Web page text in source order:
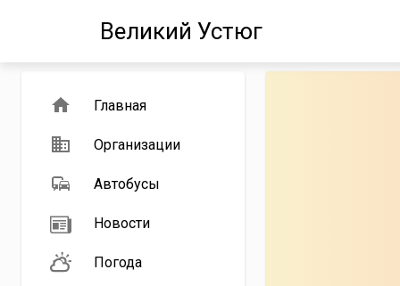
Великий Устюг
Главная
Организации
Автобусы
Новости
Погода